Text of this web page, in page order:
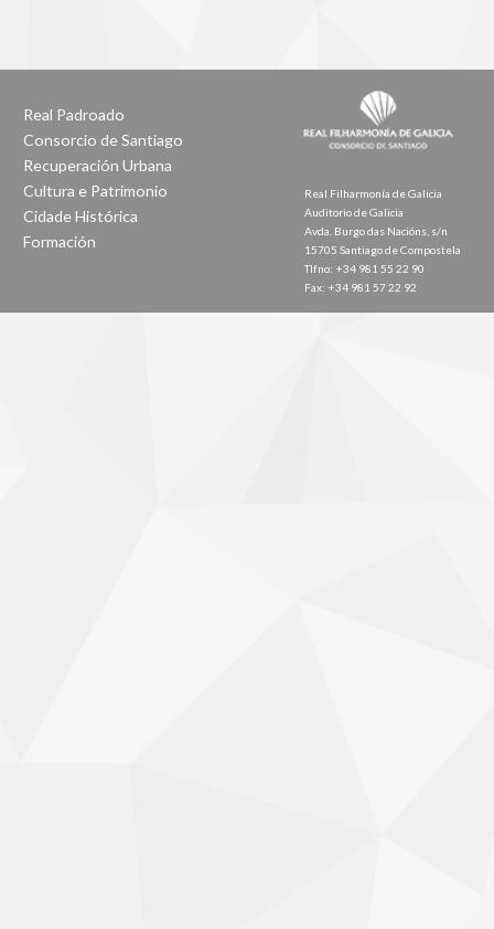
Real Padroado
Consorcio de Santiago
Recuperación Urbana
Cultura e Patrimonio
Cidade Histórica
Formación
Real Filharmonía de Galicia
Auditorio de Galicia
Avda. Burgo das Nacións, s/n
15705 Santiago de Compostela
Tlfno: +34 981 55 22 90
Fax: +34 981 57 22 92